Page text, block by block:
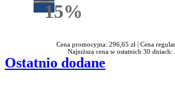
15%Rabatu
Cena promocyjna: 296,65 zł | Cena
Najniższa cena w ostatnich 30 dniach:
Ostatnio dodane